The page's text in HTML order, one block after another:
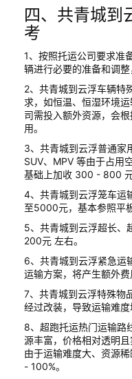
四、共青城到
考
1、按照托运公司要求准
辆进行必要的准备和调整
2、共青城到云浮车辆特
求，如恒温、恒湿环境
司需投入额外资源，会
用。
3、共青城到云浮普通家
SUV、MPV 等由于占用
基础上加收 300 - 800 元
4、共青城到云浮笼车运
至5000元，基本参照平
5、共青城到云浮超长、
200元 左右。
6、共青城到云浮紧急运
运输方案，将产生额外费
7、共青城到云浮特殊物
经过改装，导致运输难度
8、超跑托运热门运输路
源丰富，价格相对透明且
由于运输难度大、资源
- 100%。